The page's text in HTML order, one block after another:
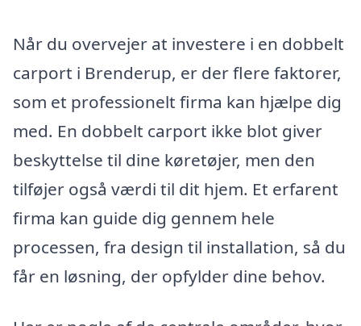
Når du overvejer at investere i en dobbelt
carport i Brenderup, er der flere faktorer,
som et professionelt firma kan hjælpe dig
med. En dobbelt carport ikke blot giver
beskyttelse til dine køretøjer, men den
tilføjer også værdi til dit hjem. Et erfarent
firma kan guide dig gennem hele
processen, fra design til installation, så du
får en løsning, der opfylder dine behov.